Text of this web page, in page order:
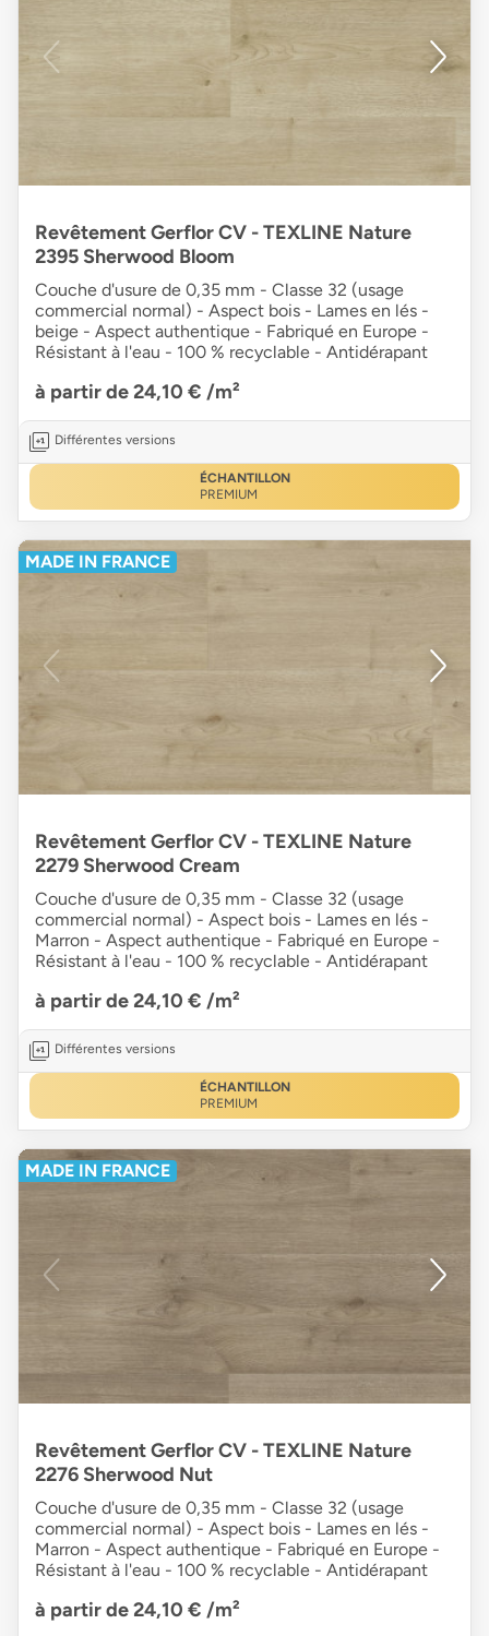
Revêtement Gerflor CV - TEXLINE Nature
2395 Sherwood Bloom
Couche d'usure de 0,35 mm - Classe 32 (usage
commercial normal) - Aspect bois - Lames en lés -
beige - Aspect authentique - Fabriqué en Europe -
Résistant à l'eau - 100 % recyclable - Antidérapant
à partir de 24,10 € /m²
Différentes versions
ÉCHANTILLON
PREMIUM
MADE IN FRANCE
Revêtement Gerflor CV - TEXLINE Nature
2279 Sherwood Cream
Couche d'usure de 0,35 mm - Classe 32 (usage
commercial normal) - Aspect bois - Lames en lés -
Marron - Aspect authentique - Fabriqué en Europe -
Résistant à l'eau - 100 % recyclable - Antidérapant
à partir de 24,10 € /m²
Différentes versions
ÉCHANTILLON
PREMIUM
MADE IN FRANCE
Revêtement Gerflor CV - TEXLINE Nature
2276 Sherwood Nut
Couche d'usure de 0,35 mm - Classe 32 (usage
commercial normal) - Aspect bois - Lames en lés -
Marron - Aspect authentique - Fabriqué en Europe -
Résistant à l'eau - 100 % recyclable - Antidérapant
à partir de 24,10 € /m²